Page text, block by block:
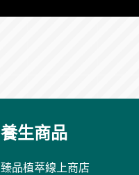
養生商品
臻品植萃線上商店